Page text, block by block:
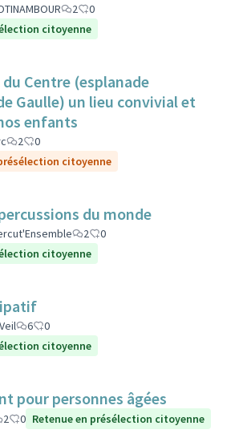
2
0
citoyenne
du Centre (esplanade
Gaulle) un lieu convivial et
enfants
2
0
citoyenne
du monde
2
0
citoyenne
6
0
citoyenne
pour personnes âgées
2 0 Retenue en présélection citoyenne